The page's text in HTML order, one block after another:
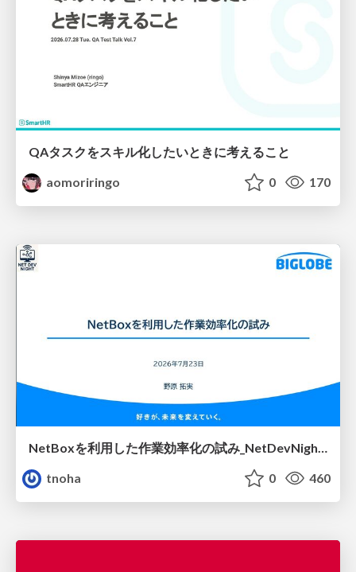
QAタスクをスキル化したいときに考えること
aomoriringo
0 170
NetBoxを利用した作業効率化の試み_NetDevNight4
tnoha
0 460